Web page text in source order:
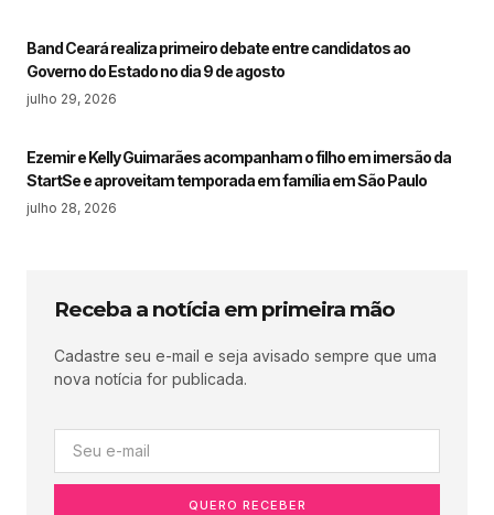
Band Ceará realiza primeiro debate entre candidatos ao
Governo do Estado no dia 9 de agosto
julho 29, 2026
Ezemir e Kelly Guimarães acompanham o filho em imersão da
StartSe e aproveitam temporada em família em São Paulo
julho 28, 2026
Receba a notícia em primeira mão
Cadastre seu e-mail e seja avisado sempre que uma
nova notícia for publicada.
QUERO RECEBER